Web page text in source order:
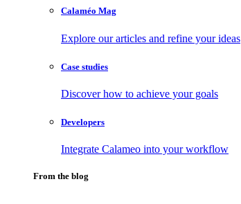
Calaméo Mag
Explore our articles and refine your ideas
Case studies
Discover how to achieve your goals
Developers
Integrate Calameo into your workflow
From the blog